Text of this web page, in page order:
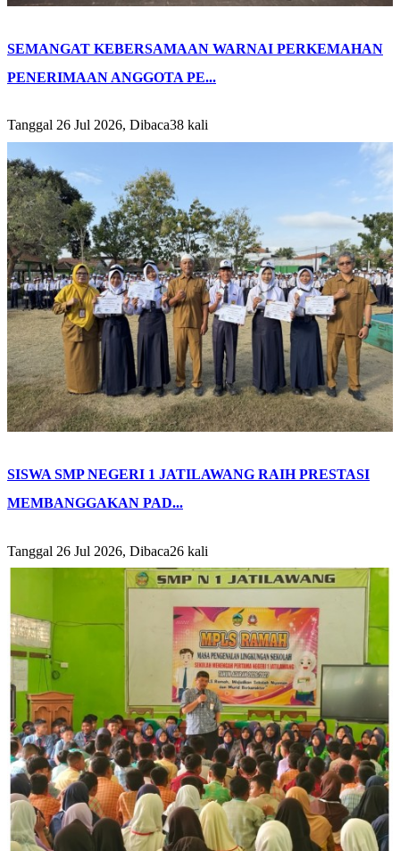
SEMANGAT KEBERSAMAAN WARNAI PERKEMAHAN
PENERIMAAN ANGGOTA PE...
Tanggal 26 Jul 2026, Dibaca38 kali
SISWA SMP NEGERI 1 JATILAWANG RAIH PRESTASI
MEMBANGGAKAN PAD...
Tanggal 26 Jul 2026, Dibaca26 kali